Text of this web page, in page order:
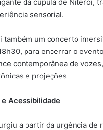
da cúpula de Niterói,
sensorial.
também um concerto
para encerrar o
contemporânea de vozes,
e projeções.
Acessibilidade
a partir da urgência de